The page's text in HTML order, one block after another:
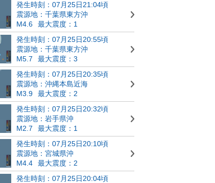
発生時刻：07月25日21:04頃
震源地：千葉県東方沖
M4.6
最大震度：1
発生時刻：07月25日20:55頃
震源地：千葉県東方沖
M5.7
最大震度：3
発生時刻：07月25日20:35頃
震源地：沖縄本島近海
M3.9
最大震度：2
発生時刻：07月25日20:32頃
震源地：岩手県沖
M2.7
最大震度：1
発生時刻：07月25日20:10頃
震源地：宮城県沖
M4.4
最大震度：2
発生時刻：07月25日20:04頃